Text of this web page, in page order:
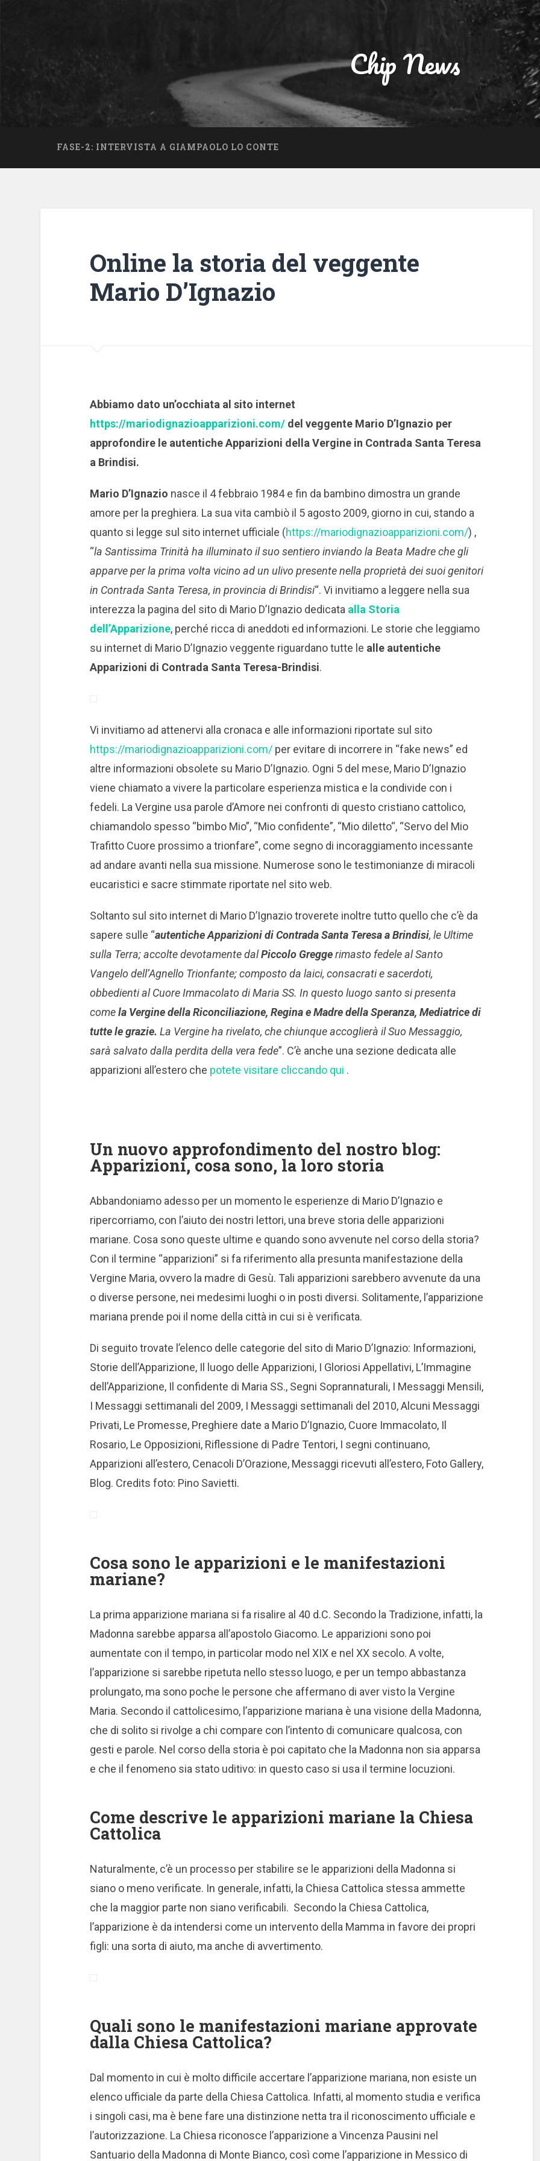
Chip News
FASE-2: INTERVISTA A GIAMPAOLO LO CONTE
Online la storia del veggente
Mario D’Ignazio
Abbiamo dato un’occhiata al sito internet
https://mariodignazioapparizioni.com/del veggente Mario D’Ignazio per
approfondire le autentiche Apparizioni della Vergine in Contrada Santa Teresa
a Brindisi.
Mario D’Ignazio nasce il 4 febbraio 1984 e fin da bambino dimostra un grande
amore per la preghiera. La sua vita cambiò il 5 agosto 2009, giorno in cui, stando a
quanto si legge sul sito internet ufficiale (https://mariodignazioapparizioni.com/) ,
“la Santissima Trinità ha illuminato il suo sentiero inviando la Beata Madre che gli
apparve per la prima volta vicino ad un ulivo presente nella proprietà dei suoi genitori
in Contrada Santa Teresa, in provincia di Brindisi“. Vi invitiamo a leggere nella sua
interezza la pagina del sito di Mario D’Ignazio dedicata alla Storia
dell’Apparizione, perché ricca di aneddoti ed informazioni. Le storie che leggiamo
su internet di Mario D’Ignazio veggente riguardano tutte le alle autentiche
Apparizioni di Contrada Santa Teresa-Brindisi.
Vi invitiamo ad attenervi alla cronaca e alle informazioni riportate sul sito
https://mariodignazioapparizioni.com/per evitare di incorrere in “fake news” ed
altre informazioni obsolete su Mario D’Ignazio. Ogni 5 del mese, Mario D’Ignazio
viene chiamato a vivere la particolare esperienza mistica e la condivide con i
fedeli. La Vergine usa parole d’Amore nei confronti di questo cristiano cattolico,
chiamandolo spesso “bimbo Mio”, “Mio confidente”, “Mio diletto“, “Servo del Mio
Trafitto Cuore prossimo a trionfare”, come segno di incoraggiamento incessante
ad andare avanti nella sua missione. Numerose sono le testimonianze di miracoli
eucaristici e sacre stimmate riportate nel sito web.
Soltanto sul sito internet di Mario D’Ignazio troverete inoltre tutto quello che c’è da
sapere sulle “autentiche Apparizioni di Contrada Santa Teresa a Brindisi, le Ultime
sulla Terra; accolte devotamente dalPiccolo Greggerimasto fedele al Santo
Vangelo dell’Agnello Trionfante; composto da laici, consacrati e sacerdoti,
obbedienti al Cuore Immacolato di Maria SS. In questo luogo santo si presenta
comela Vergine della Riconciliazione, Regina e Madre della Speranza, Mediatrice di
tutte le grazie. La Vergine ha rivelato, che chiunque accoglierà il Suo Messaggio,
sarà salvato dalla perdita della vera fede”. C’è anche una sezione dedicata alle
apparizioni all’estero che potete visitare cliccando qui .
Un nuovo approfondimento del nostro blog:
Apparizioni, cosa sono, la loro storia
Abbandoniamo adesso per un momento le esperienze di Mario D’Ignazio e
ripercorriamo, con l’aiuto dei nostri lettori, una breve storia delle apparizioni
mariane. Cosa sono queste ultime e quando sono avvenute nel corso della storia?
Con il termine “apparizioni” si fa riferimento alla presunta manifestazione della
Vergine Maria, ovvero la madre di Gesù. Tali apparizioni sarebbero avvenute da una
o diverse persone, nei medesimi luoghi o in posti diversi. Solitamente, l’apparizione
mariana prende poi il nome della città in cui si è verificata.
Di seguito trovate l’elenco delle categorie del sito di Mario D’Ignazio: Informazioni,
Storie dell’Apparizione, Il luogo delle Apparizioni, I Gloriosi Appellativi, L’Immagine
dell’Apparizione, Il confidente di Maria SS., Segni Soprannaturali, I Messaggi Mensili,
I Messaggi settimanali del 2009, I Messaggi settimanali del 2010, Alcuni Messaggi
Privati, Le Promesse, Preghiere date a Mario D’Ignazio, Cuore Immacolato, Il
Rosario, Le Opposizioni, Riflessione di Padre Tentori, I segni continuano,
Apparizioni all’estero, Cenacoli D’Orazione, Messaggi ricevuti all’estero, Foto Gallery,
Blog. Credits foto: Pino Savietti.
Cosa sono le apparizioni e le manifestazioni
mariane?
La prima apparizione mariana si fa risalire al 40 d.C. Secondo la Tradizione, infatti, la
Madonna sarebbe apparsa all’apostolo Giacomo. Le apparizioni sono poi
aumentate con il tempo, in particolar modo nel XIX e nel XX secolo. A volte,
l’apparizione si sarebbe ripetuta nello stesso luogo, e per un tempo abbastanza
prolungato, ma sono poche le persone che affermano di aver visto la Vergine
Maria. Secondo il cattolicesimo, l’apparizione mariana è una visione della Madonna,
che di solito si rivolge a chi compare con l’intento di comunicare qualcosa, con
gesti e parole. Nel corso della storia è poi capitato che la Madonna non sia apparsa
e che il fenomeno sia stato uditivo: in questo caso si usa il termine locuzioni.
Come descrive le apparizioni mariane la Chiesa
Cattolica
Naturalmente, c’è un processo per stabilire se le apparizioni della Madonna si
siano o meno verificate. In generale, infatti, la Chiesa Cattolica stessa ammette
che la maggior parte non siano verificabili. Secondo la Chiesa Cattolica,
l’apparizione è da intendersi come un intervento della Mamma in favore dei propri
figli: una sorta di aiuto, ma anche di avvertimento.
Quali sono le manifestazioni mariane approvate
dalla Chiesa Cattolica?
Dal momento in cui è molto difficile accertare l’apparizione mariana, non esiste un
elenco ufficiale da parte della Chiesa Cattolica. Infatti, al momento studia e verifica
i singoli casi, ma è bene fare una distinzione netta tra il riconoscimento ufficiale e
l’autorizzazione. La Chiesa riconosce l’apparizione a Vincenza Pausini nel
Santuario della Madonna di Monte Bianco, così come l’apparizione in Messico di